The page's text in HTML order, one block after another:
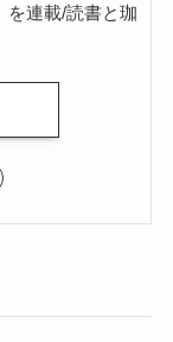
連載/読書と珈